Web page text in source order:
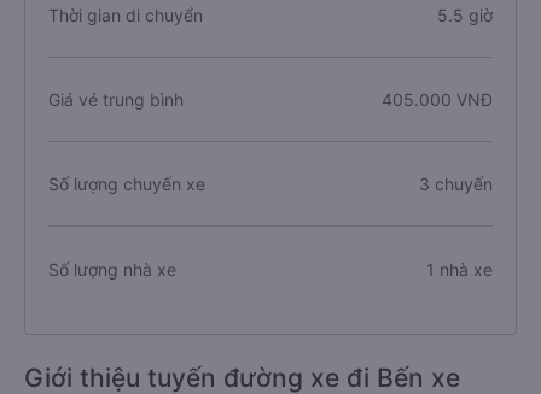
Thời gian di chuyển 5.5 giờ
Giá vé trung bình 405.000 VNĐ
Số lượng chuyến xe 3 chuyến
Số lượng nhà xe 1 nhà xe
Giới thiệu tuyến đường xe đi Bến xe